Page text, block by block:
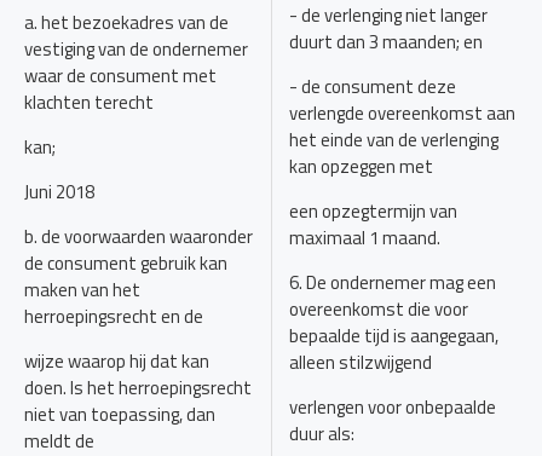
a. het bezoekadres van de
vestiging van de ondernemer
waar de consument met
klachten terecht
kan;
Juni 2018
b. de voorwaarden waaronder
de consument gebruik kan
maken van het
herroepingsrecht en de
wijze waarop hij dat kan
doen. Is het herroepingsrecht
niet van toepassing, dan
meldt de
- de verlenging niet langer
duurt dan 3 maanden; en
- de consument deze
verlengde overeenkomst aan
het einde van de verlenging
kan opzeggen met
een opzegtermijn van
maximaal 1 maand.
6. De ondernemer mag een
overeenkomst die voor
bepaalde tijd is aangegaan,
alleen stilzwijgend
verlengen voor onbepaalde
duur als: